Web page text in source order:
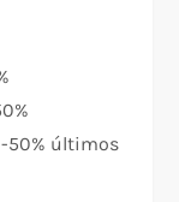
-50% últimos